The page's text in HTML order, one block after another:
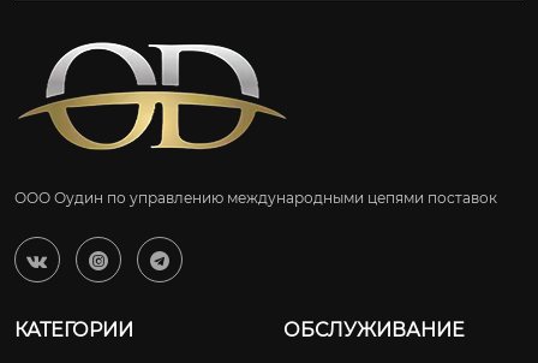
ООО Оудин по управлению международными цепями поставок
  
КАТЕГОРИИ ОБСЛУЖИВАНИЕ